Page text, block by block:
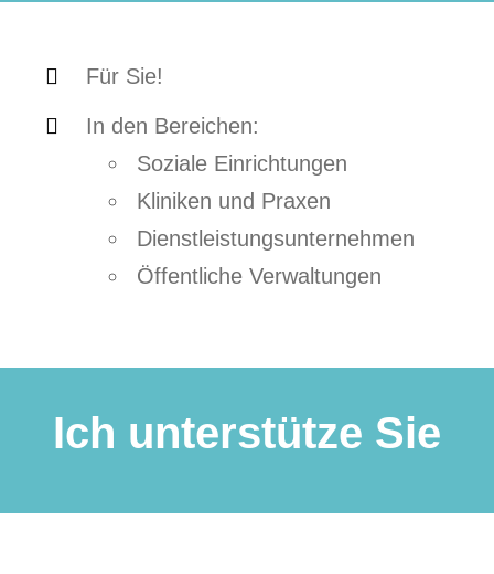
Für Sie!
In den Bereichen:
Soziale Einrichtungen
Kliniken und Praxen
Dienstleistungsunternehmen
Öffentliche Verwaltungen
Ich unterstütze Sie